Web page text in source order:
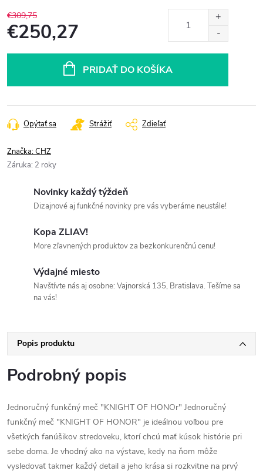
€309,75
€250,27
PRIDAŤ DO KOŠÍKA
Opýtať sa Strážiť Zdieľať
Značka:CHZ
Záruka: 2 roky
Novinky každý týždeň
Dizajnové aj funkčné novinky pre vás vyberáme neustále!
Kopa ZLIAV!
More zľavnených produktov za bezkonkurenčnú cenu!
Výdajné miesto
Navštívte nás aj osobne: Vajnorská 135, Bratislava. Tešíme sa
na vás!
Popis produktu
Podrobný popis
Jednoručný funkčný meč "KNIGHT OF HONOr" Jednoručný
funkčný meč "KNIGHT OF HONOR" je ideálnou voľbou pre
všetkých fanúšikov stredoveku, ktorí chcú mať kúsok histórie pri
sebe doma. Je vhodný ako na výstave, kedy na ňom môže
vysledovať takmer každý detail a jeho krása si rozkvitne na prvý